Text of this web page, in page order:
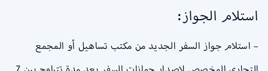
استلام الجواز:
– استلام جواز السفر الجديد من مكتب تساهيل أو المجمع